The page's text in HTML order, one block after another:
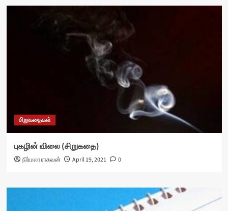
சிறுகதைகள்
புகழின் விலை (சிறுகதை)
நிர்மலா ராகவன் April 19, 2021 0